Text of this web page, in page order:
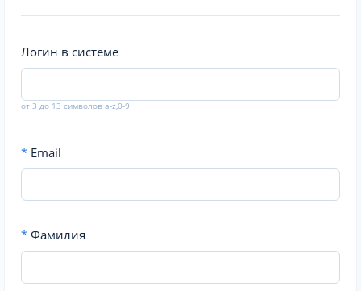
Логин в системе
от 3 до 13 символов a-z,0-9
* Email
* Фамилия